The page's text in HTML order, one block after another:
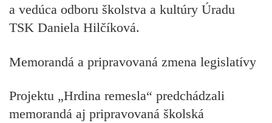
a vedúca odboru školstva a kultúry Úradu
TSK Daniela Hilčíková.
Memorandá a pripravovaná zmena legislatívy
Projektu „Hrdina remesla“ predchádzali
memorandá aj pripravovaná školská